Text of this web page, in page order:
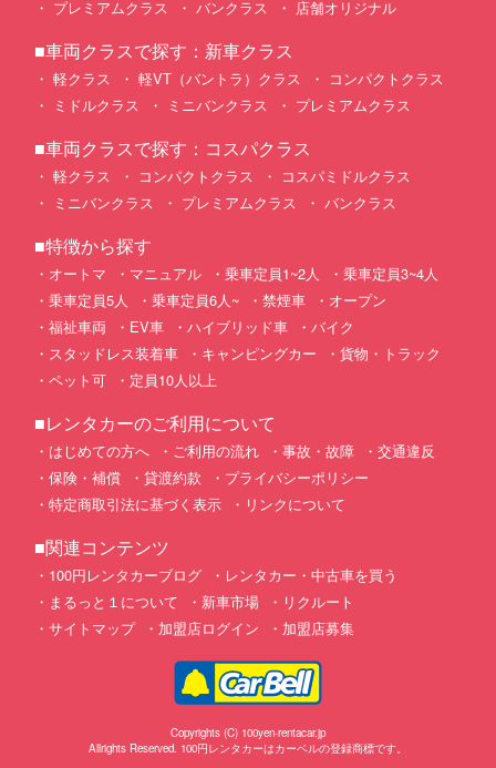
プレミアムクラス
バンクラス 店舗オリジナル
■車両クラスで探す：新車クラス
軽クラス 軽VT（バントラ）クラス
コンパクトクラス
ミドルクラス
ミニバンクラス プレミアムクラス
■車両クラスで探す：コスパクラス
軽クラス コンパクトクラス
コスパミドルクラス
ミニバンクラス
プレミアムクラス バンクラス
■特徴から探す
オートマ マニュアル 乗車定員1~2人
乗車定員3~4人
乗車定員5人
乗車定員6人~ 禁煙車
オープン
福祉車両
EV車 ハイブリッド車
バイク
スタッドレス装着車
キャンピングカー
貨物・トラック
ペット可
定員10人以上
■レンタカーのご利用について
はじめての方へ ご利用の流れ 事故・故障
交通違反
保険・補償
貸渡約款
プライバシーポリシー
特定商取引法に基づく表示
リンクについて
■関連コンテンツ
100円レンタカーブログ
レンタカー・中古車を買う
まるっと１について
新車市場
リクルート
サイトマップ
加盟店ログイン 加盟店募集
Copyrights (C) 100yen-rentacar.jp
Allrights Reserved. 100円レンタカーはカーベルの登録商標です。